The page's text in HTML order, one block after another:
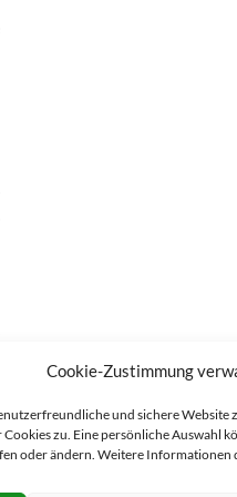
Cookie-Zustimmung
und sichere Website
zu. Eine persönliche Auswahl
oder ändern. Weitere Informationen